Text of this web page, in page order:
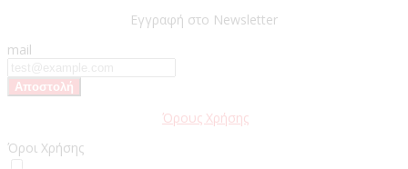
Εγγραφή στο Newsletter
mail
Όρους Χρήσης
Όροι Χρήσης